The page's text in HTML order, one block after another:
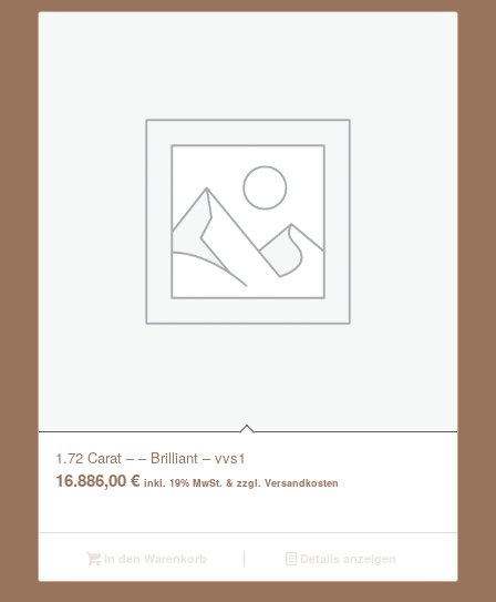
1.72 Carat – – Brilliant – vvs1
16.886,00€ inkl. 19% MwSt. & zzgl. Versandkosten
In den Warenkorb Details anzeigen